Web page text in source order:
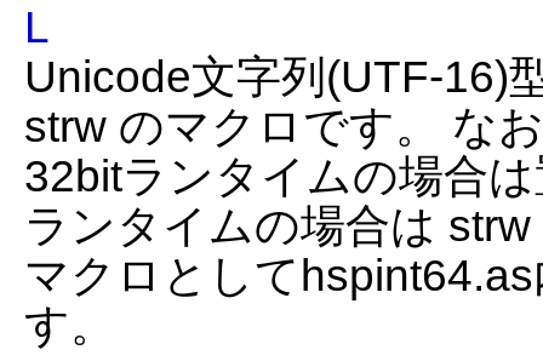
L
Unicode文字列(UTF-16)
strw のマクロです。 な
32bitランタイムの場合
ランタイムの場合は
マクロとして
す。